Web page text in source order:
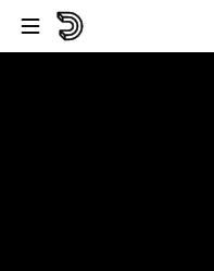
Passer au player
Passer au contenu principal